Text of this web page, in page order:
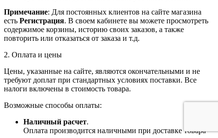
Примечание: Для постоянных клиентов на сайте магазина
есть Регистрация. В своем кабинете вы можете просмотреть
содержимое корзины, историю своих заказов, а также
повторить или отказаться от заказа и т.д.
2. Оплата и цены
Цены, указанные на сайте, являются окончательными и не
требуют доплат при стандартных условиях поставки. Все
налоги включены в стоимость товара.
Возможные способы оплаты:
Наличный расчет.
Оплата производится наличными при доставке товара